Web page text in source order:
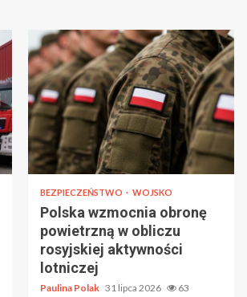
BEZPIECZEŃSTWO WOJSKO
Polska wzmocnia obronę
powietrzną w obliczu
rosyjskiej aktywności
lotniczej
Paulina Polak 31 lipca 2026 63